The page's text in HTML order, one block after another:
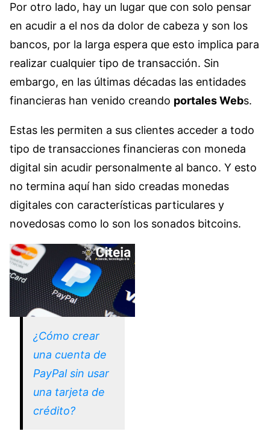
Por otro lado, hay un lugar que con solo pensar
en acudir a el nos da dolor de cabeza y son los
bancos, por la larga espera que esto implica para
realizar cualquier tipo de transacción. Sin
embargo, en las últimas décadas las entidades
financieras han venido creando portales Webs.
Estas les permiten a sus clientes acceder a todo
tipo de transacciones financieras con moneda
digital sin acudir personalmente al banco. Y esto
no termina aquí han sido creadas monedas
digitales con características particulares y
novedosas como lo son los sonados bitcoins.
¿Cómo crear
una cuenta de
PayPal sin usar
una tarjeta de
crédito?